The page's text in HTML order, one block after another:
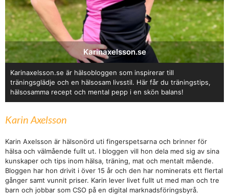
Karinaxelsson.se
Karinaxelsson.se är hälsobloggen som inspirerar till
träningsglädje och en hälsosam livsstil. Här får du träningstips,
hälsosamma recept och mental pepp i en skön balans!
Karin Axelsson
Karin Axelsson är hälsonörd uti fingerspetsarna och brinner för
hälsa och välmående fullt ut. I bloggen vill hon dela med sig av sina
kunskaper och tips inom hälsa, träning, mat och mentalt mående.
Bloggen har hon drivit i över 15 år och den har nominerats ett flertal
gånger samt vunnit priser. Karin lever livet fullt ut med man och tre
barn och jobbar som CSO på en digital marknadsföringsbyrå.